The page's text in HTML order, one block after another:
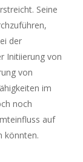
Seine
der
Initiierung von
von
im
noch
auf
könnten.